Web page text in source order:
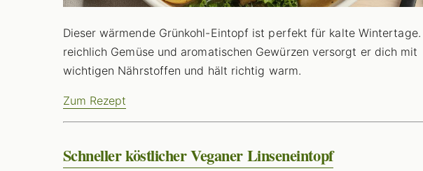
Dieser wärmende Grünkohl-Eintopf ist perfekt für kalte
reichlich Gemüse und aromatischen Gewürzen versorgt er dich mit
wichtigen Nährstoffen und hält richtig warm.
Zum Rezept
Schneller köstlicher Veganer Linseneintopf